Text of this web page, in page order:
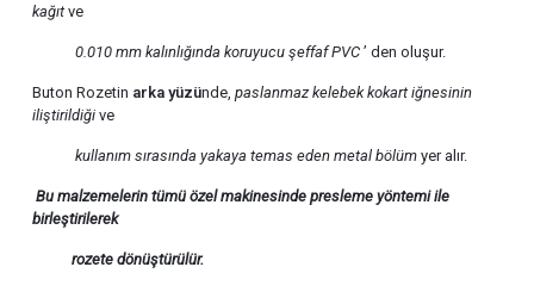
kağıtve
0.010 mm kalınlığındakoruyucu şeffaf PVC’ den oluşur.
Buton Rozetin arka yüzünde,paslanmaz kelebek kokart iğnesinin
iliştirildiği ve
kullanım sırasında yakaya temas eden metal bölüm yer alır.
Bu malzemelerin tümü özel makinesinde presleme yöntemi ile
birleştirilerek
rozetedönüştürülür.